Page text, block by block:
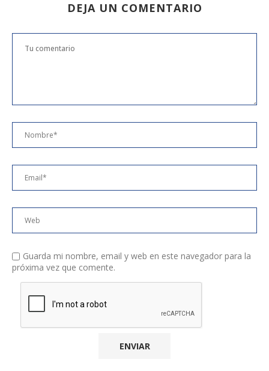
DEJA UN COMENTARIO
Guarda mi nombre, email y web en este navegador para la
próxima vez que comente.